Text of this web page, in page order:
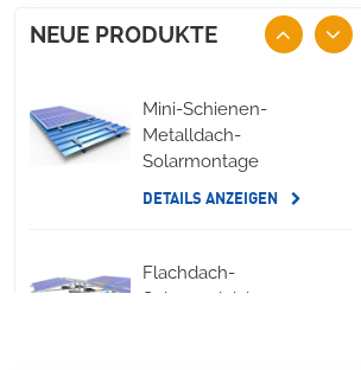
NEUE PRODUKTE
Mini-Schienen-
Metalldach-
Solarmontage
DETAILS ANZEIGEN
Flachdach-
Solarmodul, lange